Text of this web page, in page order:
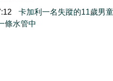
卡加利一名失蹤的11歲男
條水管中